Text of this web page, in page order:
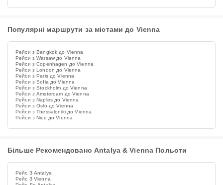
Популярні маршрути за містами до Vienna
Рейси з Bangkok до Vienna
Рейси з Warsaw до Vienna
Рейси з Copenhagen до Vienna
Рейси з London до Vienna
Рейси з Paris до Vienna
Рейси з Sofia до Vienna
Рейси з Stockholm до Vienna
Рейси з Amsterdam до Vienna
Рейси з Naples до Vienna
Рейси з Oslo до Vienna
Рейси з Thessaloniki до Vienna
Рейси з Nice до Vienna
Більше Рекомендовано Antalya & Vienna Польоти
Рейс З Antalya
Рейс З Vienna